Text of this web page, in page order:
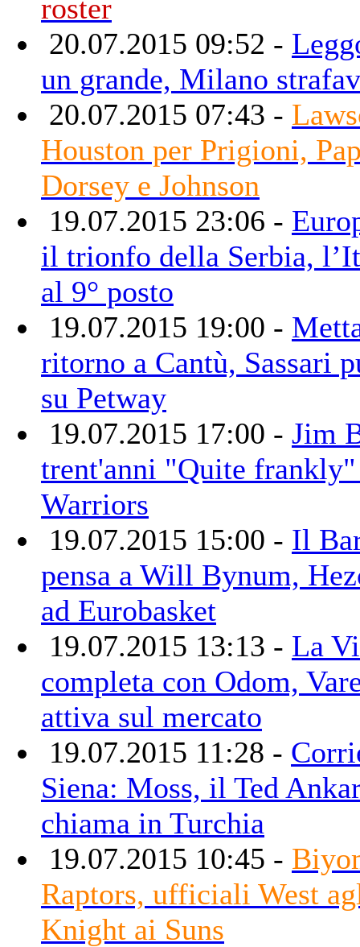
roster
20.07.2015 09:52 -
un grande, Milano
20.07.2015 07:43 -
Houston per Prigioni,
Dorsey e Johnson
19.07.2015 23:06 -
il trionfo della Serbia,
al 9° posto
19.07.2015 19:00 -
ritorno a Cantù, Sassari
su Petway
19.07.2015 17:00 - Jim
trent'anni "Quite
Warriors
19.07.2015 15:00 - Il
pensa a Will Bynum,
ad Eurobasket
19.07.2015 13:13 - La
completa con Odom,
attiva sul mercato
19.07.2015 11:28 -
Siena: Moss, il Ted
chiama in Turchia
19.07.2015 10:45 -
Raptors, ufficiali West
Knight ai Suns